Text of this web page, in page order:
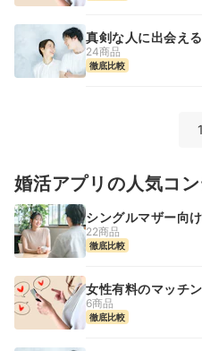
真剣な人に出会え
24商品
徹底比較
1
婚活アプリの人気コ
シングルマザー向
22商品
徹底比較
女性有料のマッチ
6商品
徹底比較